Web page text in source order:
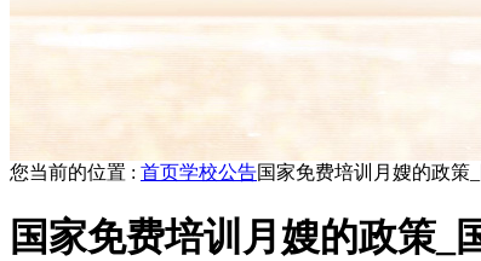
您当前的位置 : 首页学校公告国家免费培训月嫂的政策
国家免费培训月嫂的政策_